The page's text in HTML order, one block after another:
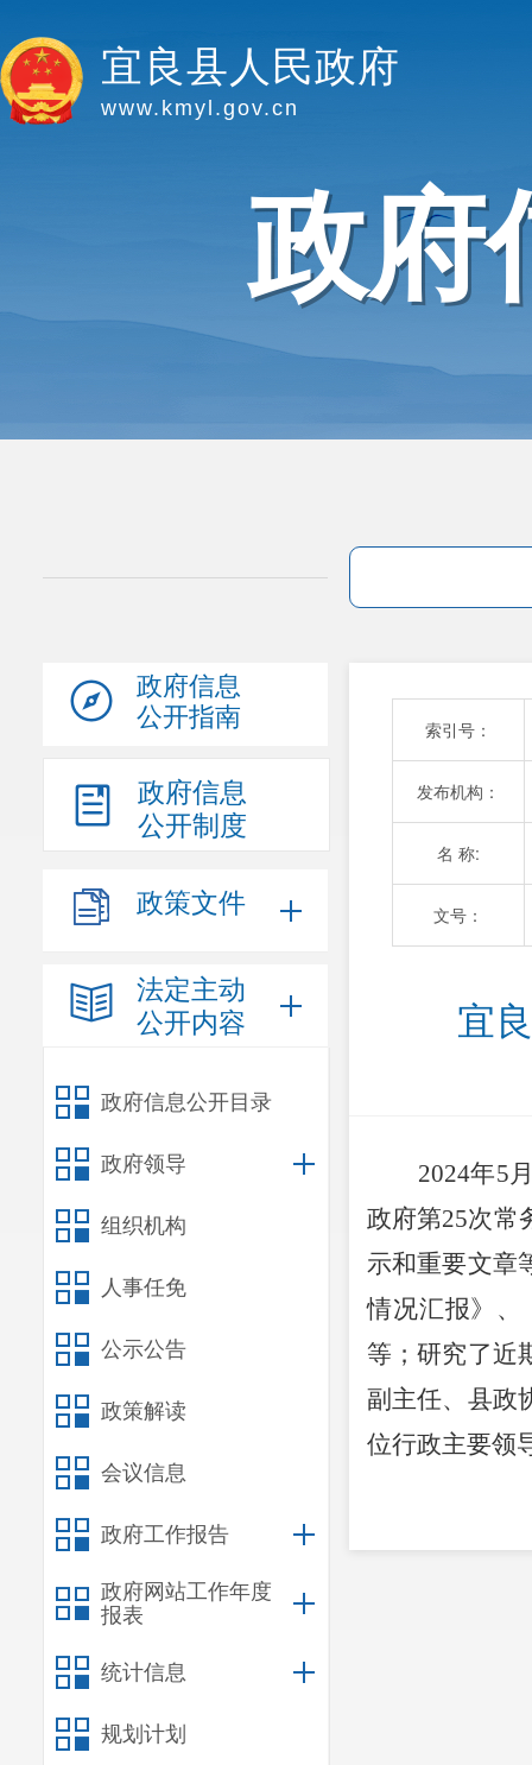
宜良县人民政府
www.kmyl.gov.cn
政府
政府信息
公开指南
政府信息
公开制度
政策文件
法定主动
公开内容
政府信息公开目录
政府领导
组织机构
人事任免
公示公告
政策解读
会议信息
政府工作报告
政府网站工作年度
报表
统计信息
规划计划
索引号：
发布机构：
名 称:
文号：
宜
2024年5
政府第25次常
示和重要文章
情况汇报》、
等 ；研究了近
副主任、县政
位行政主要领